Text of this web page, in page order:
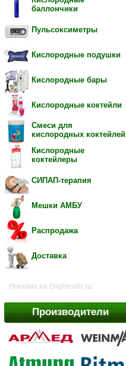
баллончики
Пульсоксиметры
Кислородные подушки
Кислородные бары
Кислородные коктейли
Смеси для
кислородных коктейлей
Кислородные
коктейлеры
СИПАП-терапия
Мешки АМБУ
Распродажа
Доставка
Реклама на OxyHealth.ru:
Производители